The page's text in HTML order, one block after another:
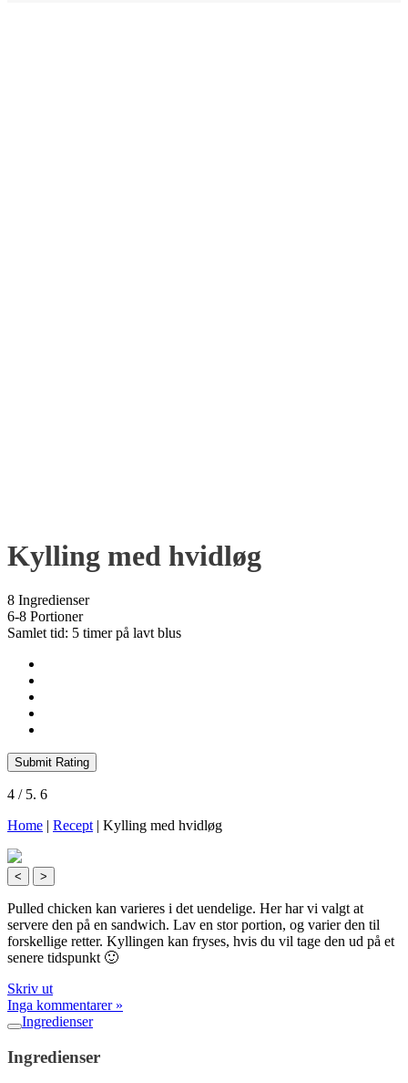
Kylling med hvidløg
8 Ingredienser
6-8 Portioner
Samlet tid: 5 timer på lavt blus
Submit Rating
4 / 5. 6
Home | Recept | Kylling med hvidløg
< >
Pulled chicken kan varieres i det uendelige. Her har vi valgt at
servere den på en sandwich. Lav en stor portion, og varier den til
forskellige retter. Kyllingen kan fryses, hvis du vil tage den ud på et
senere tidspunkt 🙂
Skriv ut
Inga kommentarer »
Ingredienser
Ingredienser